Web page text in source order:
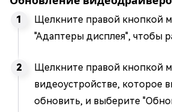
Щелкните правой кнопкой
"Адаптеры дисплея", чтобы
Щелкните правой кнопкой
видеоустройстве, которое
обновить, и выберите